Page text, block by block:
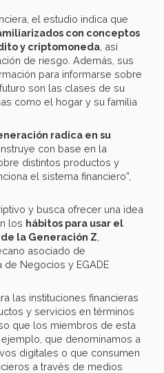
el estudio indica que
con conceptos
y criptomoneda , así
de riesgo. Además, sus
para informarse sobre
son las clases de su
como el hogar y su familia
radica en su
con base en la
distintos productos y
el sistema financiero”,
y busca ofrecer una idea
los hábitos para usar el
la Generación Z
asociado de
de Negocios y EGADE
las instituciones financieras
y servicios en términos
que los miembros de esta
que denominamos a
digitales o que consumen
a través de medios